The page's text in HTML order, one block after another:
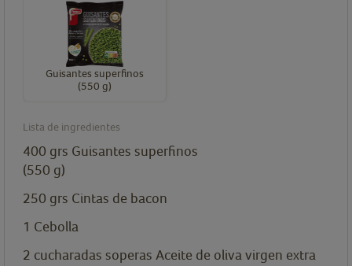
Guisantes superfinos
(550 g)
Lista de ingredientes
400 grs Guisantes superfinos
(550 g)
250 grs Cintas de bacon
1 Cebolla
2 cucharadas soperas Aceite de oliva virgen extra